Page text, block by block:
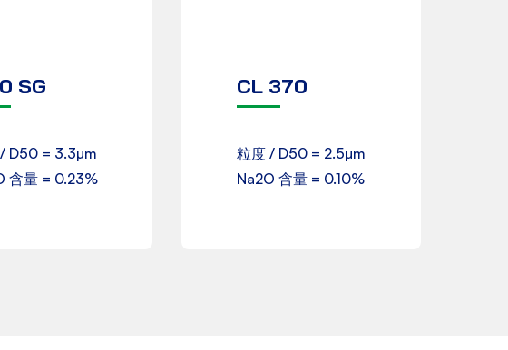
SG
D50 = 3.3µm
含量 = 0.23%
数据表
下载
CL 370
粒度 / D50 = 2.5µm
Na2O 含量 = 0.10%
产品数据表
下载